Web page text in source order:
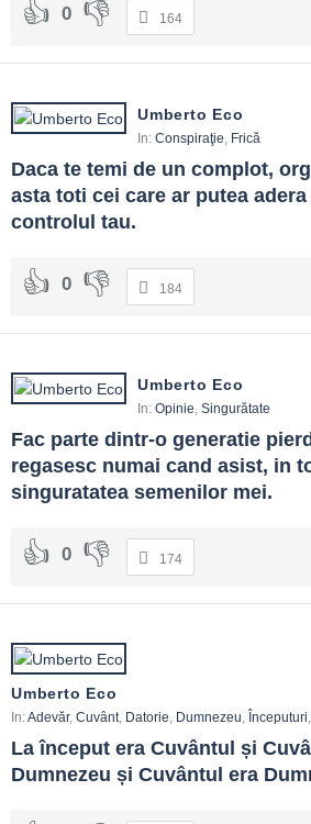
0 164
Umberto Eco
In: Conspiraţie, Frică
Daca te temi de un complot,
asta toti cei care ar putea
controlul tau.
0 184
Umberto Eco
In: Opinie, Singurătate
Fac parte dintr-o generatie
regasesc numai cand asist, in
singuratatea semenilor mei.
0 174
Umberto Eco
In:Adevăr, Cuvânt Datorie Dumnezeu Începuturi
La început era Cuvântul și
Dumnezeu și Cuvântul era